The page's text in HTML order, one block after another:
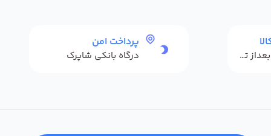
حداکثر 48 ساعت بعداز تحویل
پرداخت امن
درگاه بانکی شاپرک